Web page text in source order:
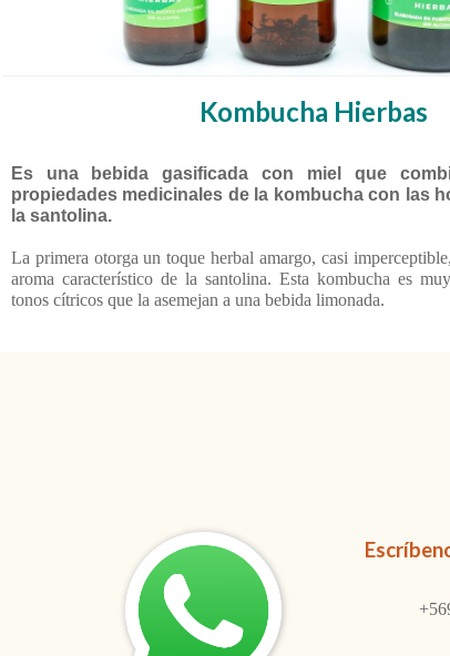
Kombucha Hierbas
Es una bebida gasificada con miel que
propiedades medicinales de la kombucha con las
la santolina.
La primera otorga un toque herbal amargo, casi
aroma característico de la santolina. Esta kombucha es
tonos cítricos que la asemejan a una bebida limonada.
Escrí